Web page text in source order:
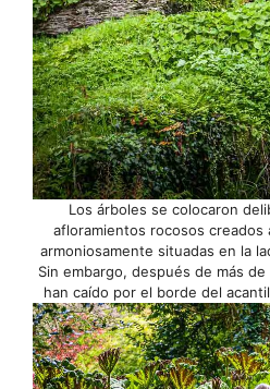
Los árboles se colocaron
afloramientos rocosos creados
armoniosamente situadas en la
Sin embargo, después de más
han caído por el borde del